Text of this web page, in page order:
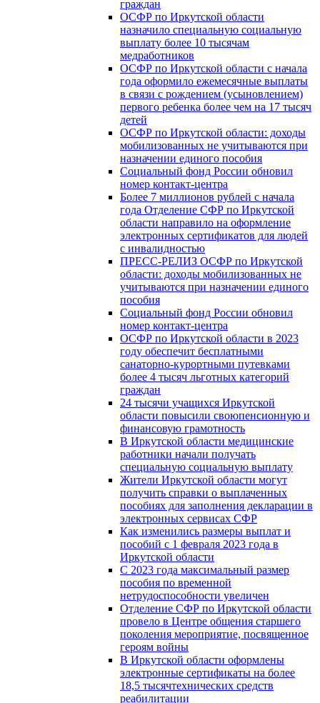
граждан
ОСФР по Иркутской области
назначило специальную социальную
выплату более 10 тысячам
медработников
ОСФР по Иркутской области с начала
года оформило ежемесячные выплаты
в связи с рождением (усыновлением)
первого ребенка более чем на 17 тысяч
детей
ОСФР по Иркутской области: доходы
мобилизованных не учитываются при
назначении единого пособия
Социальный фонд России обновил
номер контакт-центра
Более 7 миллионов рублей с начала
года Отделение СФР по Иркутской
области направило на оформление
электронных сертификатов для людей
с инвалидностью
ПРЕСС-РЕЛИЗ ОСФР по Иркутской
области: доходы мобилизованных не
учитываются при назначении единого
пособия
Социальный фонд России обновил
номер контакт-центра
ОСФР по Иркутской области в 2023
году обеспечит бесплатными
санаторно-курортными путевками
более 4 тысяч льготных категорий
граждан
24 тысячи учащихся Иркутской
области повысили своюпенсионную и
финансовую грамотность
В Иркутской области медицинские
работники начали получать
специальную социальную выплату
Жители Иркутской области могут
получить справки о выплаченных
пособиях для заполнения декларации в
электронных сервисах СФР
Как изменились размеры выплат и
пособий с 1 февраля 2023 года в
Иркутской области
С 2023 года максимальный размер
пособия по временной
нетрудоспособности увеличен
Отделение СФР по Иркутской области
провело в Центре общения старшего
поколения мероприятие, посвященное
героям войны
В Иркутской области оформлены
электронные сертификаты на более
18,5 тысячтехнических средств
реабилитации